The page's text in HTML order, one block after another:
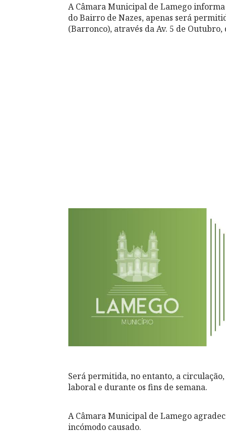
A Câmara Municipal de Lamego
do Bairro de Nazes, apenas será
(Barronco), através da Av. 5 de
Será permitida, no entanto, a
laboral e durante os fins de semana.
A Câmara Municipal de Lamego
incómodo causado.